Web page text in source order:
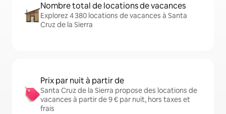
Nombre total de locations de vacances
Explorez 4 380 locations de vacances à Santa
Cruz de la Sierra
Prix par nuit à partir de
Santa Cruz de la Sierra propose des locations de
vacances à partir de 9 € par nuit, hors taxes et
frais